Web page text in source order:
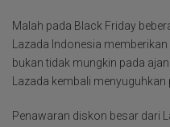
Malah pada Black Friday
Lazada Indonesia
bukan tidak mungkin pada
Lazada kembali
Penawaran diskon besar dari